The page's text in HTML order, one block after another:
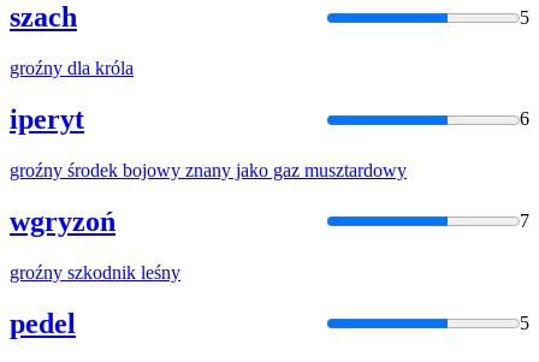
szach 5
groźny dla króla
iperyt 6
groźny środek bojowy znany jako gaz musztardowy
wgryzoń 7
groźny szkodnik leśny
pedel 5